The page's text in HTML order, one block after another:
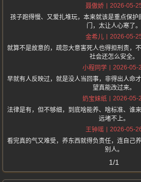
聂傲娇
2026-05-
孩子跑得慢、又爱扎堆玩，本来就该是重点保
门，太让人心寒了。
金希儿
2026-05-
就算不是故意的，疏忽大意害死人也得担刑责，
社会还怎么安全。
小程同学
2026-05-
早就有人反映过，就是没人当回事，非得出人命
望真能改过来。
奶宝妹纸
2026-05-
法律是有，但不够细，到底啥能养、啥标准、谁
远堵不上。
王钟瑶
2026-05-
看完真的气又难受，养东西就得负责任，连自己
别人。
1/1